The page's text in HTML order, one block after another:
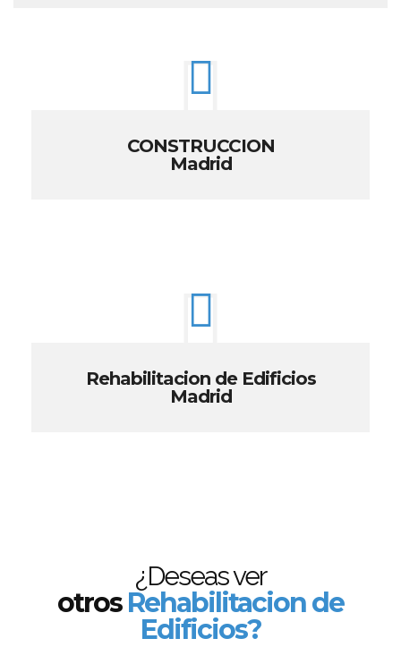
CONSTRUCCION
Madrid
Rehabilitacion de Edificios
Madrid
¿Deseas ver
otrosRehabilitacion de
Edificios?